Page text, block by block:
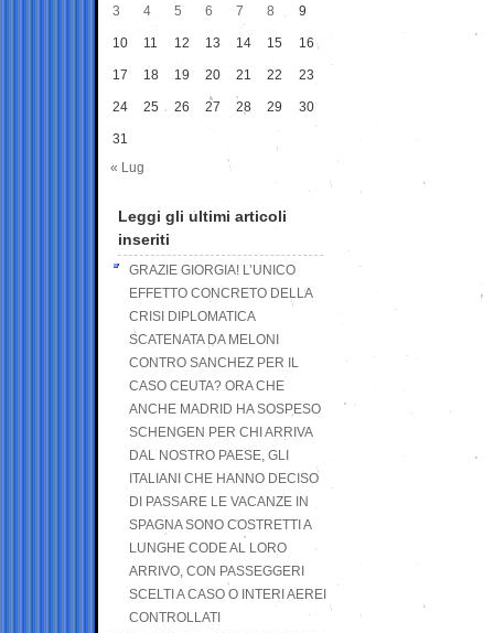
3 4 5 6 7 8 9
10 11 12 13 14 15 16
17 18 19 20 21 22 23
24 25 26 27 28 29 30
31
« Lug
Leggi gli ultimi articoli
inseriti
GRAZIE GIORGIA! L’UNICO
EFFETTO CONCRETO DELLA
CRISI DIPLOMATICA
SCATENATA DA MELONI
CONTRO SANCHEZ PER IL
CASO CEUTA? ORA CHE
ANCHE MADRID HA SOSPESO
SCHENGEN PER CHI ARRIVA
DAL NOSTRO PAESE, GLI
ITALIANI CHE HANNO DECISO
DI PASSARE LE VACANZE IN
SPAGNA SONO COSTRETTI A
LUNGHE CODE AL LORO
ARRIVO, CON PASSEGGERI
SCELTI A CASO O INTERI AEREI
CONTROLLATI